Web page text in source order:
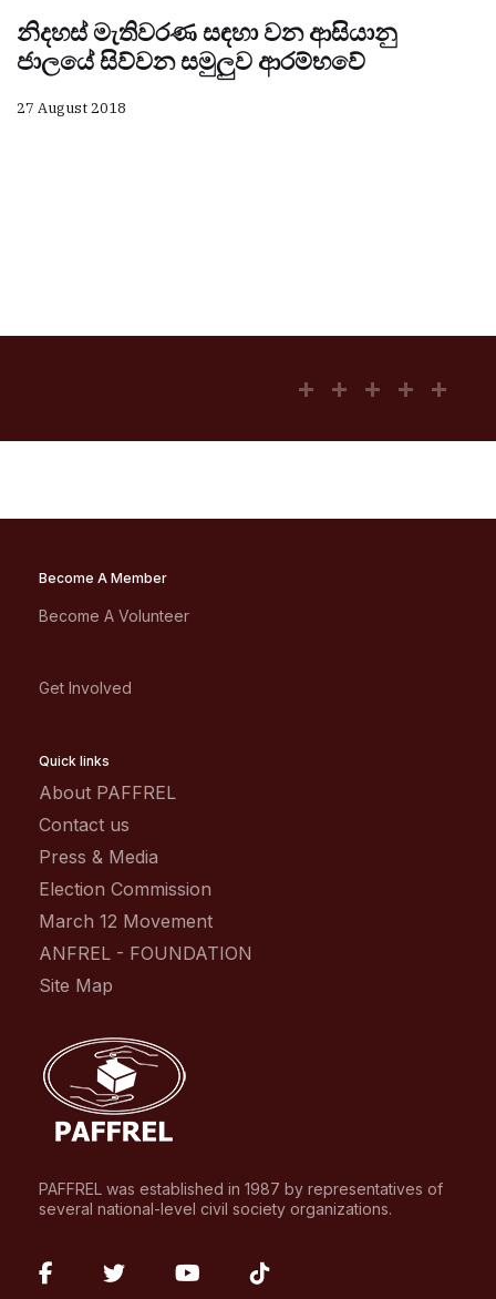
නිදහස් මැතිවරණ සඳහා වන ආසියානු
ජාලයේ සිව්වන සමුලුව ආරම්භවේ
27 August 2018
Become A Member
Become A Volunteer
Get Involved
Quick links
About PAFFREL
Contact us
Press & Media
Election Commission
March 12 Movement
ANFREL - FOUNDATION
Site Map
PAFFREL was established in 1987 by representatives of
several national-level civil society organizations.
fab
fab